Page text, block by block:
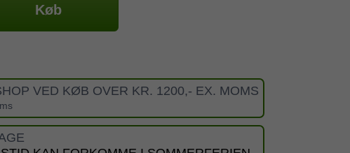
Køb
VED KØB OVER KR. 1200,- EX. MOMS